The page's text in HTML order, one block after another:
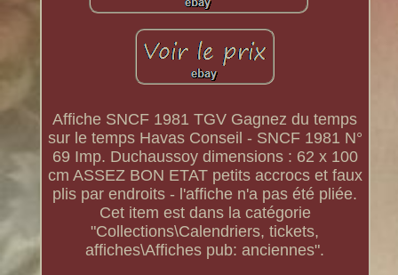
Affiche SNCF 1981 TGV Gagnez du temps
sur le temps Havas Conseil - SNCF 1981 N°
69 Imp. Duchaussoy dimensions : 62 x 100
cm ASSEZ BON ETAT petits accrocs et faux
plis par endroits - l'affiche n'a pas été pliée.
Cet item est dans la catégorie
"Collections\Calendriers, tickets,
affiches\Affiches pub: anciennes".